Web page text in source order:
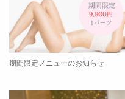
期間限定メニューのお知らせ